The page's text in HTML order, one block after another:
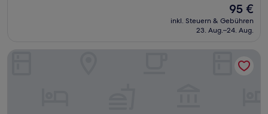
Der
Preis
beträgt
95 €
inkl. Steuern & Gebühren
23. Aug.–24. Aug.
Romano's Hotel